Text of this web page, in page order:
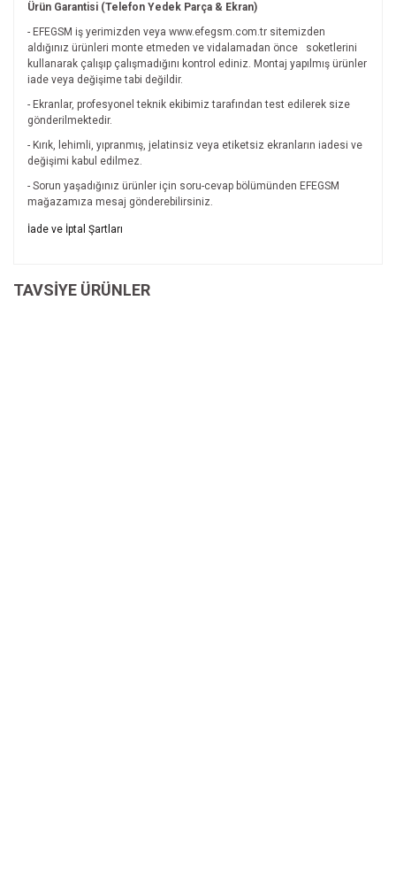
Ürün Garantisi (Telefon Yedek Parça & Ekran)
- EFEGSM iş yerimizden veya www.efegsm.com.tr sitemizden
aldığınız ürünleri monte etmeden ve vidalamadan önce
soketlerini
kullanarak çalışıp çalışmadığını kontrol ediniz. Montaj yapılmış ürünler
iade veya değişime tabi değildir.
- Ekranlar, profesyonel teknik ekibimiz tarafından test edilerek size
gönderilmektedir.
- Kırık, lehimli, yıpranmış, jelatinsiz veya etiketsiz ekranların iadesi ve
değişimi kabul edilmez.
- Sorun yaşadığınız ürünler için soru-cevap bölümünden EFEGSM
mağazamıza mesaj gönderebilirsiniz.
Bu ürünün fiyat bilgisi, resim, ürün açıklamalarında ve diğer
Görüş ve önerileriniz için teşekkür ederiz.
İade ve İptal Şartları
TAVSİYE ÜRÜNLER